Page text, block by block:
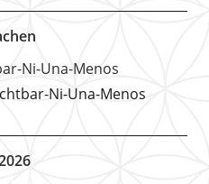
Ni-Una-Menos